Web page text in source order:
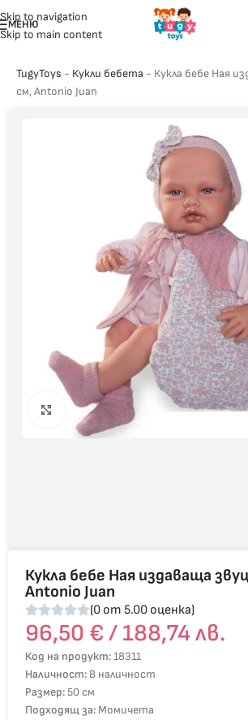
Skip to navigation
Skip to main content
МЕНЮ
TugyToys - Кукли бебета - Кукла бебе Ная
см, Antonio Juan
Click to enlarge
Кукла бебе Ная издаваща
Antonio Juan
(0 от 5.00 оценка)
96,50 € / 188,74 лв.
Код на продукт:18311
Наличност: В наличност
Размер:50 см
Подходящ за: Момичета